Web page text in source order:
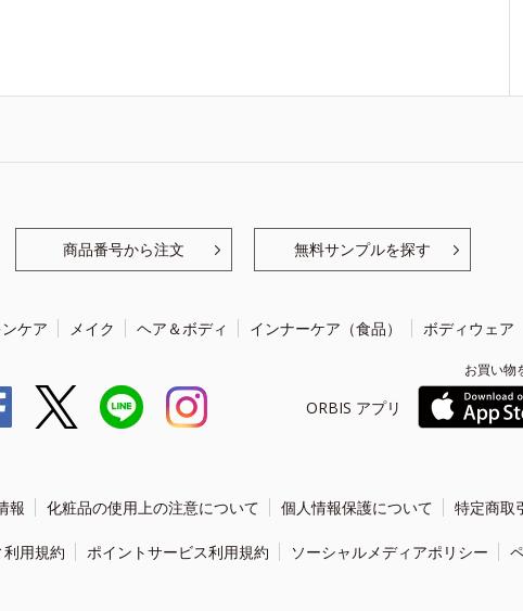
商品番号から注文 無料サンプルを探す
ケア メイク ヘア＆ボディ インナーケア（食品） ボディウェア
ORBIS アプリ
お買い物
報 化粧品の使用上の注意について 個人情報保護について 特定商取
用規約 ポイントサービス利用規約 ソーシャルメディアポリシー